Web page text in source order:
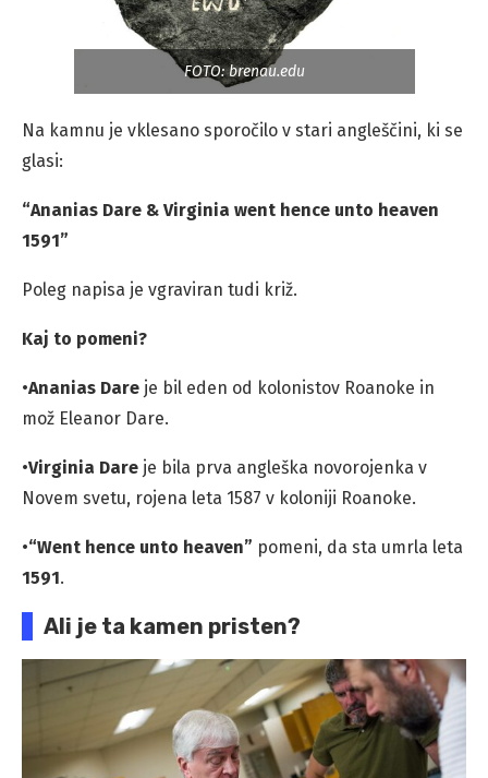
FOTO: brenau.edu
Na kamnu je vklesano sporočilo v stari angleščini, ki se
glasi:
“Ananias Dare & Virginia went hence unto heaven
1591”
Poleg napisa je vgraviran tudi križ.
Kaj to pomeni?
•Ananias Dare je bil eden od kolonistov Roanoke in
mož Eleanor Dare.
•Virginia Dare je bila prva angleška novorojenka v
Novem svetu, rojena leta 1587 v koloniji Roanoke.
•“Went hence unto heaven” pomeni, da sta umrla leta
1591.
Ali je ta kamen pristen?